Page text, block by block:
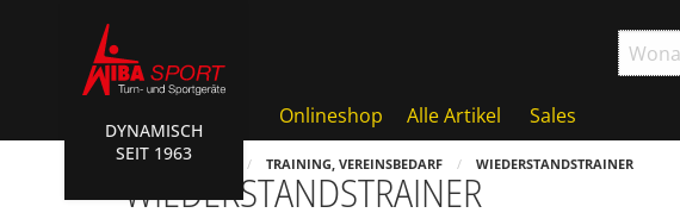
DYNAMISCH
SEIT 1963
Onlineshop Alle Artikel
Sales
Badminton, Faustball
Basketball Systeme
HOME TRAINING, VEREINSBEDARF WIEDERSTANDSTRAINER
WIEDERSTANDSTRAINER